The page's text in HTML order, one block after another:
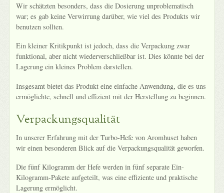
Wir schätzten besonders, dass die Dosierung unproblematisch
war; es gab keine Verwirrung darüber, wie viel des Produkts wir
benutzen sollten.
Ein kleiner Kritikpunkt ist jedoch, dass die Verpackung zwar
funktional, aber nicht wiederverschließbar ist. Dies könnte bei der
Lagerung ein kleines Problem darstellen.
Insgesamt bietet das Produkt eine einfache Anwendung, die es uns
ermöglichte, schnell und effizient mit der Herstellung zu beginnen.
Verpackungsqualität
In unserer Erfahrung mit der Turbo-Hefe von Aromhuset haben
wir einen besonderen Blick auf die Verpackungsqualität geworfen.
Die fünf Kilogramm der Hefe werden in fünf separate Ein-
Kilogramm-Pakete aufgeteilt, was eine effiziente und praktische
Lagerung ermöglicht.